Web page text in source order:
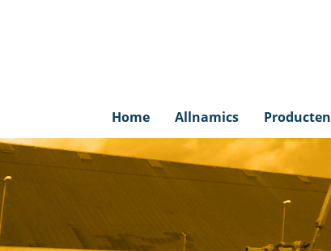
Home Allnamics Producten